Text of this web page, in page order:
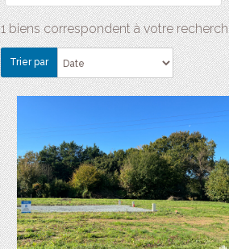
1 biens correspondent à votre
Trier par